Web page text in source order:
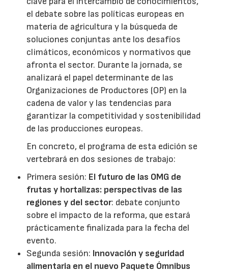
el debate sobre las políticas europeas en
materia de agricultura y la búsqueda de
soluciones conjuntas ante los desafíos
climáticos, económicos y normativos que
afronta el sector. Durante la jornada, se
analizará el papel determinante de las
Organizaciones de Productores (OP) en la
cadena de valor y las tendencias para
garantizar la competitividad y sostenibilidad
de las producciones europeas.
En concreto, el programa de esta edición se
vertebrará en dos sesiones de trabajo:
Primera sesión: El futuro de las OMG de
frutas y hortalizas: perspectivas de las
regiones y del sector: debate conjunto
sobre el impacto de la reforma, que estará
prácticamente finalizada para la fecha del
evento.
Segunda sesión: Innovación y seguridad
alimentaria en el nuevo Paquete Ómnibus